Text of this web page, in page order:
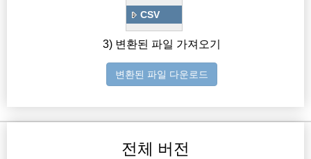
CSV
3) 변환된 파일 가져오기
변환된 파일 다운로드
전체 버전